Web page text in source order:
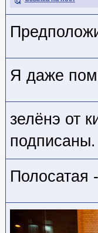
Я даже
зелёнэ от
подписаны.
Полосатая